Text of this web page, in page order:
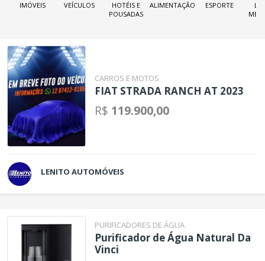
IMÓVEIS VEÍCULOS
HOTÉIS E
POUSADAS
ALIMENTAÇÃO ESPORTE
CARROS E MOTOS
FIAT STRADA RANCH AT 2023
R$ 119.900,00
LENITO AUTOMÓVEIS
PURIFICADORES DE ÁGUA
Purificador de Água Natural Da
Vinci